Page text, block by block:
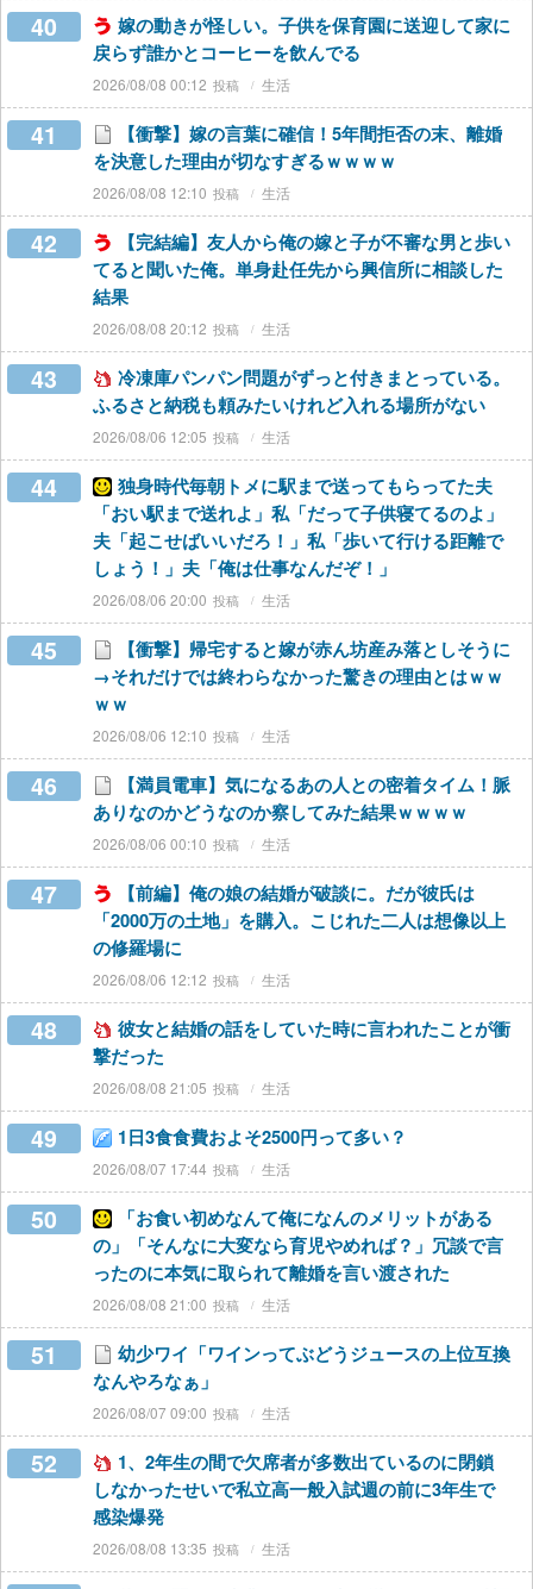
40
嫁の動きが怪しい。子供を保育園に送迎して家に
戻らず誰かとコーヒーを飲んでる
2026/08/08 00:12 生活
41
【衝撃】嫁の言葉に確信！5年間拒否の末、離婚
を決意した理由が切なすぎるｗｗｗｗ
2026/08/08 12:10 生活
42
【完結編】友人から俺の嫁と子が不審な男と歩い
てると聞いた俺。単身赴任先から興信所に相談した
結果
2026/08/08 20:12 生活
43
冷凍庫パンパン問題がずっと付きまとっている。
ふるさと納税も頼みたいけれど入れる場所がない
2026/08/06 12:05 生活
44
独身時代毎朝トメに駅まで送ってもらってた夫
「おい駅まで送れよ」私「だって子供寝てるのよ」
夫「起こせばいいだろ！」私「歩いて行ける距離で
しょう！」夫「俺は仕事なんだぞ！」
2026/08/06 20:00 生活
45
【衝撃】帰宅すると嫁が赤ん坊産み落としそうに
→それだけでは終わらなかった驚きの理由とはｗｗ
ｗｗ
2026/08/06 12:10 生活
46
【満員電車】気になるあの人との密着タイム！脈
ありなのかどうなのか察してみた結果ｗｗｗｗ
2026/08/06 00:10 生活
47
【前編】俺の娘の結婚が破談に。だが彼氏は
「2000万の土地」を購入。こじれた二人は想像以上
の修羅場に
2026/08/06 12:12 生活
48
彼女と結婚の話をしていた時に言われたことが衝
撃だった
2026/08/08 21:05 生活
49 1日3食食費およそ2500円って多い？
2026/08/07 17:44 生活
50
「お食い初めなんて俺になんのメリットがある
の」「そんなに大変なら育児やめれば？」冗談で言
ったのに本気に取られて離婚を言い渡された
2026/08/08 21:00 生活
51
幼少ワイ「ワインってぶどうジュースの上位互換
なんやろなぁ」
2026/08/07 09:00 生活
52
1、2年生の間で欠席者が多数出ているのに閉鎖
しなかったせいで私立高一般入試週の前に3年生で
感染爆発
2026/08/08 13:35 生活